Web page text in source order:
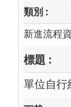
新進流程
單位自行